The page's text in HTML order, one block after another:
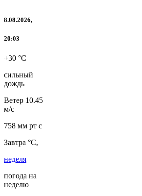
8.08.2026,
20:03
+30 °C
сильный
дождь
Ветер 10.45
м/с
758 мм рт с
Завтра °C,
неделя
погода на
неделю